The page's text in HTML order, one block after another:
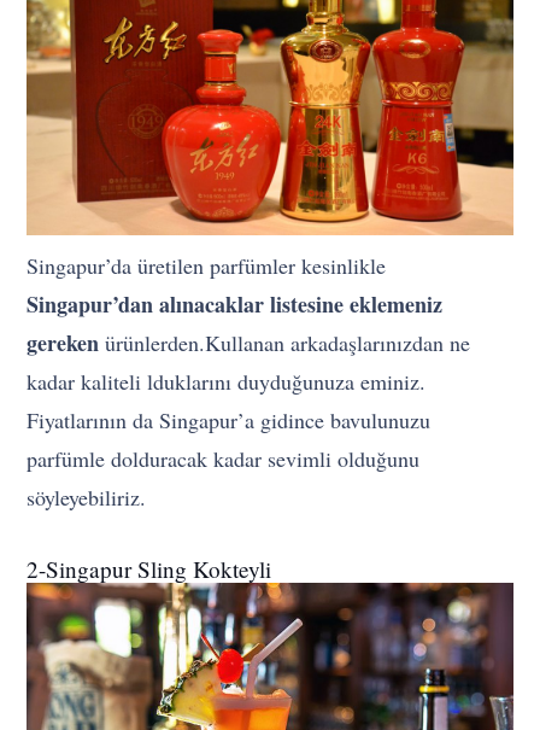
Singapur’da üretilen parfümler kesinlikle
Singapur’dan alınacaklar listesine eklemeniz
gereken ürünlerden.Kullanan arkadaşlarınızdan ne
kadar kaliteli lduklarını duyduğunuza eminiz.
Fiyatlarının da Singapur’a gidince bavulunuzu
parfümle dolduracak kadar sevimli olduğunu
söyleyebiliriz.
2-Singapur Sling Kokteyli